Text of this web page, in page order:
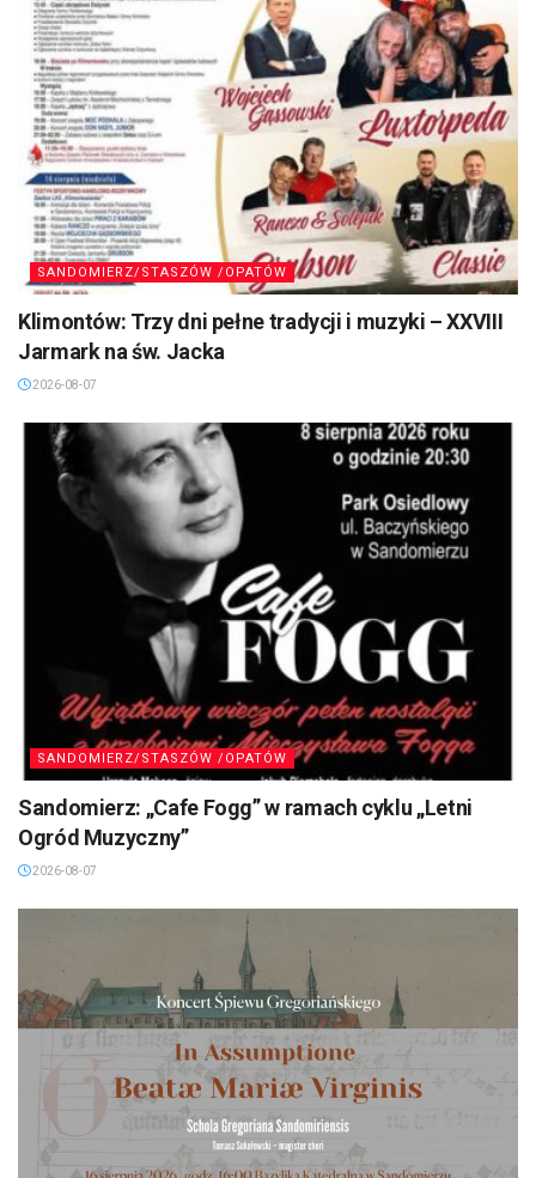
SANDOMIERZ/STASZÓW /OPATÓW
Klimontów: Trzy dni pełne tradycji i muzyki – XXVIII
Jarmark na św. Jacka
2026-08-07
SANDOMIERZ/STASZÓW /OPATÓW
Sandomierz: „Cafe Fogg” w ramach cyklu „Letni
Ogród Muzyczny”
2026-08-07